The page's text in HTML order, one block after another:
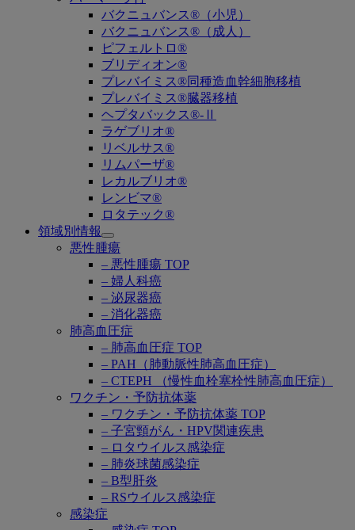
バクニュバンス®（小児）
バクニュバンス®（成人）
ピフェルトロ®
ブリディオン®
プレバイミス®同種造血幹細胞移植
プレバイミス®臓器移植
ヘプタバックス®-Ⅱ
ラゲブリオ®
リベルサス®
リムパーザ®
レカルブリオ®
レンビマ®
ロタテック®
領域別情報
Open
submenu
悪性腫瘍
– 悪性腫瘍 TOP
– 婦人科癌
– 泌尿器癌
– 消化器癌
肺高血圧症
– 肺高血圧症 TOP
– PAH（肺動脈性肺高血圧症）
– CTEPH （慢性血栓塞栓性肺高血圧症）
ワクチン・予防抗体薬
– ワクチン・予防抗体薬 TOP
– 子宮頸がん・HPV関連疾患
– ロタウイルス感染症
– 肺炎球菌感染症
– B型肝炎
– RSウイルス感染症
感染症